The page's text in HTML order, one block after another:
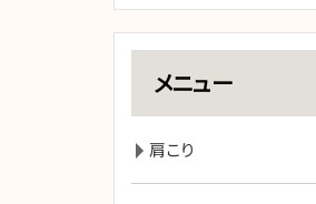
メニュー
肩こり